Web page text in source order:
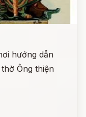
hướng dẫn
Ông thiện